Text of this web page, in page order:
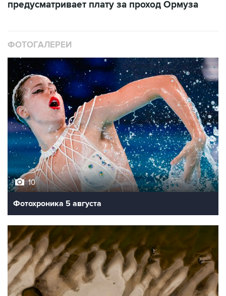
предусматривает плату за проход Ормуза
ФОТОГАЛЕРЕИ
10
Фотохроника 5 августа